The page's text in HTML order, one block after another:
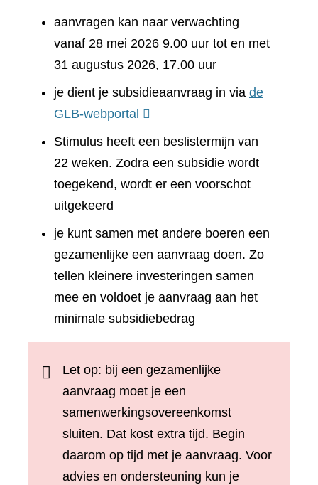
aanvragen kan naar verwachting
vanaf 28 mei 2026 9.00 uur tot en met
31 augustus 2026, 17.00 uur
je dient je subsidieaanvraag in via de
GLB-webportal (verwijst
andere
Stimulus heeft een beslistermijn van
22 weken. Zodra een subsidie wordt
toegekend, wordt er een voorschot
uitgekeerd
je kunt samen met andere boeren een
gezamenlijke een aanvraag doen. Zo
tellen kleinere investeringen samen
mee en voldoet je aanvraag aan het
minimale subsidiebedrag
Let op: bij een gezamenlijke
aanvraag moet je een
samenwerkingsovereenkomst
sluiten. Dat kost extra tijd. Begin
daarom op tijd met je aanvraag. Voor
advies en ondersteuning kun je